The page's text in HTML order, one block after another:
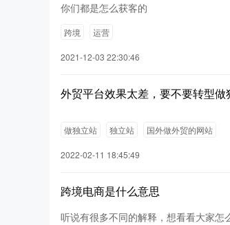
你们都是怎么获客的
跨境 运营
2021-12-03 22:30:46
外贸平台效果太差，要不要转型做
做独立站 独立站 国外做外贸的网站
2022-02-11 18:45:49
跨境电商是什么意思
听说有很多不同的解释，想看看大家怎